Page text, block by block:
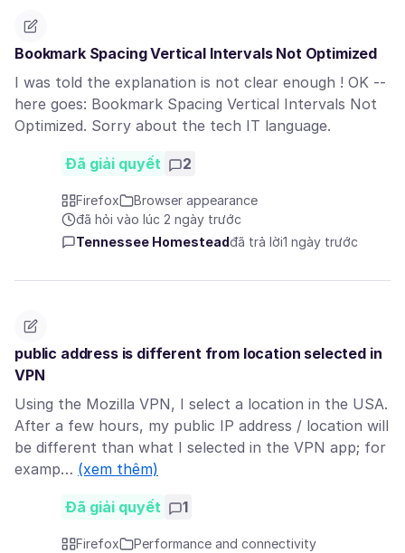
Bookmark Spacing Vertical Intervals Not Optimized
I was told the explanation is not clear enough ! OK --
here goes: Bookmark Spacing Vertical Intervals Not
Optimized. Sorry about the tech IT language.
Đã giải quyết 2
Firefox
Browser appearance
đã hỏi vào lúc 2 ngày trước
Tennessee Homesteadđã trả lời1 ngày trước
public address is different from location selected in
VPN
Using the Mozilla VPN, I select a location in the USA.
After a few hours, my public IP address / location will
be different than what I selected in the VPN app; for
examp… (xem thêm)
Đã giải quyết 1
Firefox
Performance and connectivity